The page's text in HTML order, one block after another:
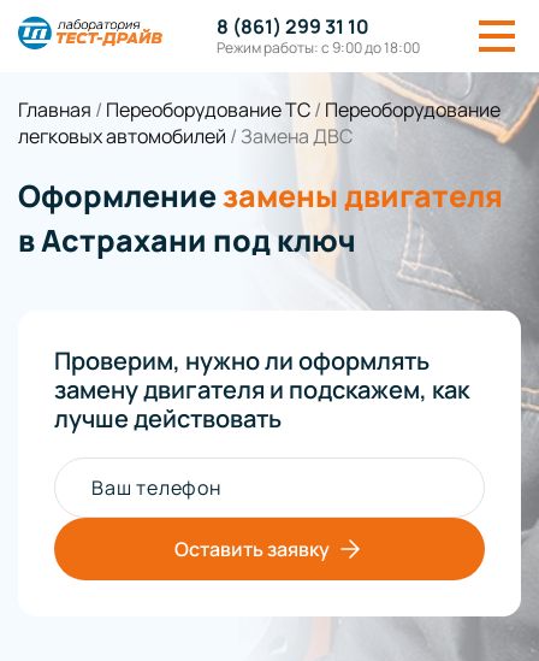
8 (861) 299 31 10
Режим работы: с 9:00 до 18:00
Главная / Переоборудование ТС/ Переоборудование
легковых автомобилей / Замена ДВС
Оформлениезамены двигателя
в Астрахани под ключ
Проверим, нужно ли оформлять
замену двигателя и подскажем, как
лучше действовать
Ваш телефон
Оставить заявку